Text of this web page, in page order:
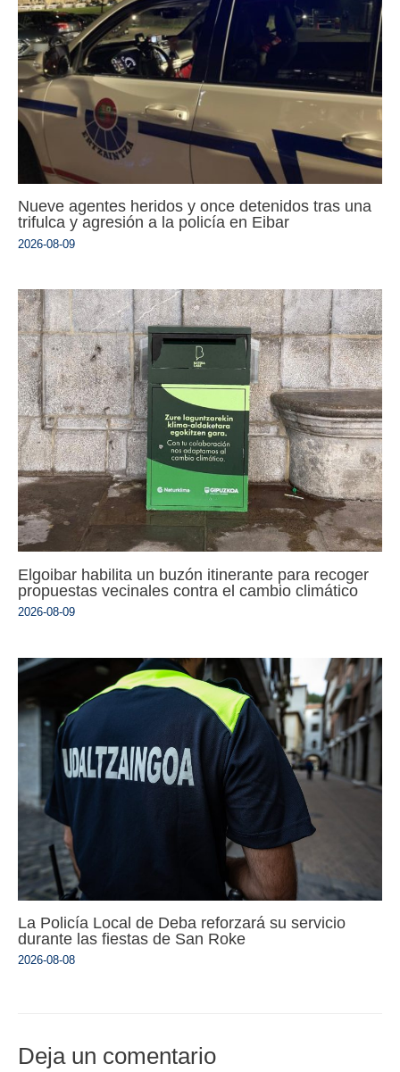
Nueve agentes heridos y once detenidos tras una
trifulca y agresión a la policía en Eibar
2026-08-09
Elgoibar habilita un buzón itinerante para recoger
propuestas vecinales contra el cambio climático
2026-08-09
La Policía Local de Deba reforzará su servicio
durante las fiestas de San Roke
2026-08-08
Deja un comentario